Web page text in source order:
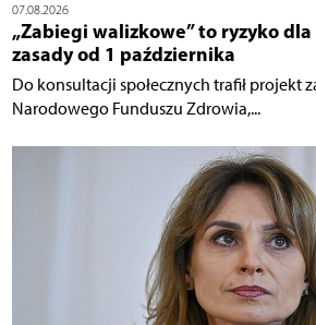
07.08.2026
„Zabiegi walizkowe” to ryzyko
zasady od 1 października
Do konsultacji społecznych trafił projekt
Narodowego Funduszu Zdrowia,...